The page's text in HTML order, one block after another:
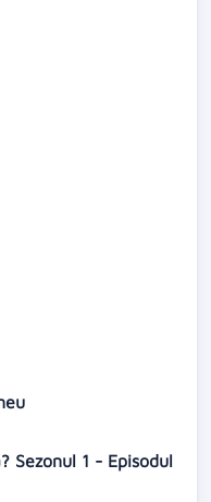
Sezonul 1 - Episodul